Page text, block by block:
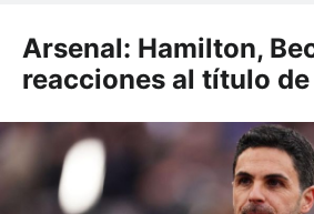
Arsenal: Hamilton,
reacciones al título